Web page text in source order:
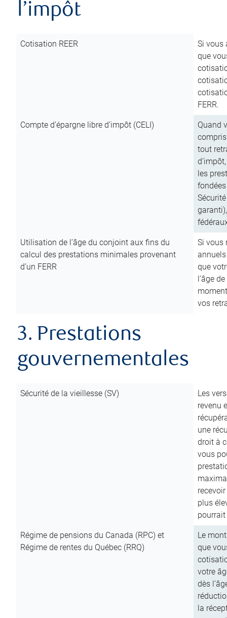
l’impôt
Cotisation REER
Si vous
que
FERR.
Compte d’épargne libre d’impôt (CELI)
Quand
tout
les
Utilisation de l’âge du conjoint aux fins du
calcul des prestations minimales provenant
d’un FERR
Si vous
que
l’âge
vos
3. Prestations
gouvernementales
Sécurité de la vieillesse (SV)
Les
revenu
une
droit à
vous
plus
Régime de pensions du Canada (RPC) et
Régime de rentes du Québec (RRQ)
Le
que
votre
dès
la